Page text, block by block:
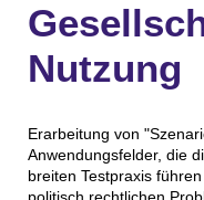
Nutzung
Erarbeitung von
Anwendungsfelder, die
breiten Testpraxis